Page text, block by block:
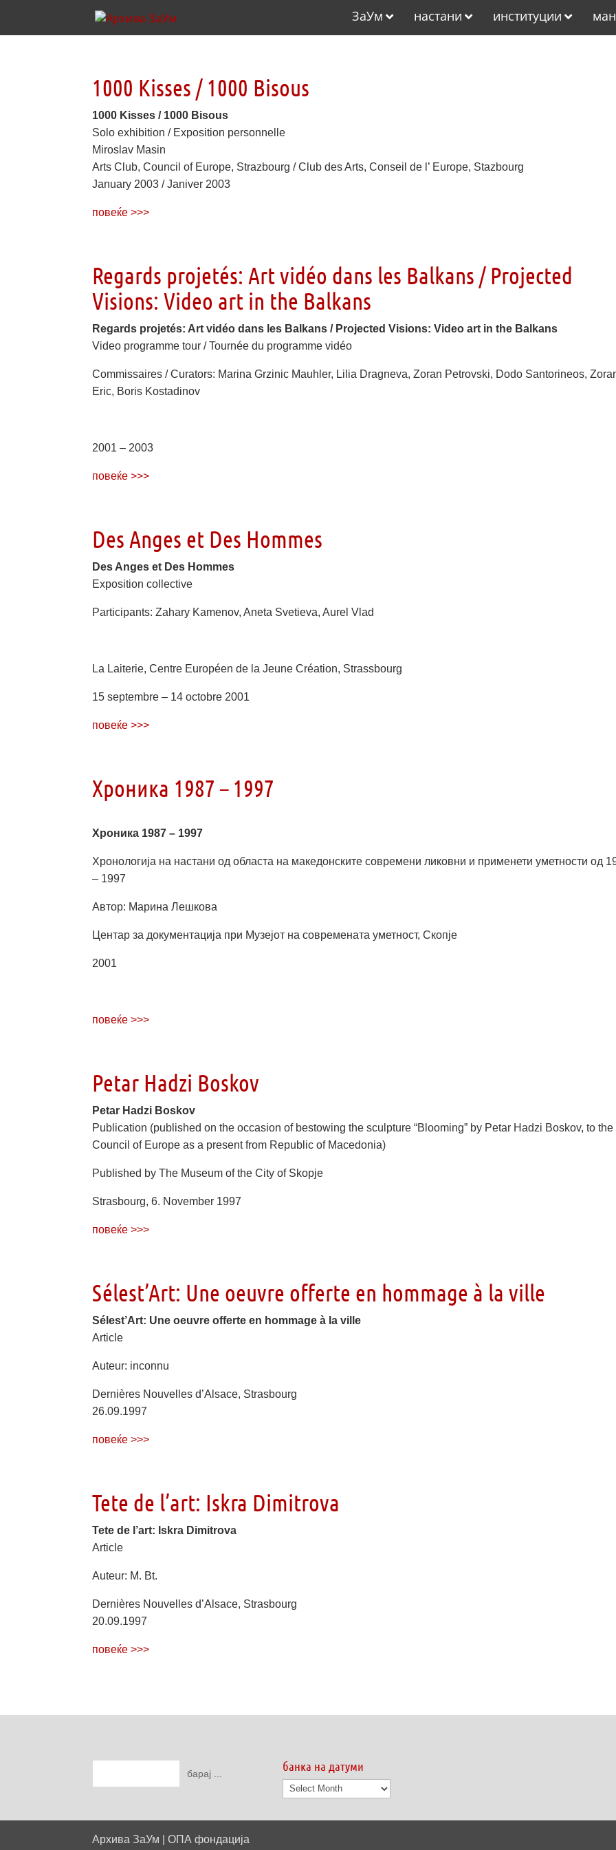
ЗаУм настани институции
1000 Kisses / 1000 Bisous
1000 Kisses / 1000 Bisous
Solo exhibition / Exposition personnelle
Miroslav Masin
Arts Club, Council of Europe, Strazbourg / Club des Arts, Conseil de l’ Europe, Stazbourg
January 2003 / Janiver 2003
повеќе >>>
Regards projetés: Art vidéo dans les Balkans / Projected
Visions: Video art in the Balkans
Regards projetés: Art vidéo dans les Balkans / Projected Visions: Video art in the Balkans
Video programme tour / Tournée du programme vidéo
Commissaires / Curators: Marina Grzinic Mauhler, Lilia Dragneva, Zoran Petrovski, Dodo Santorineos,
Eric, Boris Kostadinov
2001 – 2003
повеќе >>>
Des Anges et Des Hommes
Des Anges et Des Hommes
Еxposition collective
Participants: Zahary Kamenov, Aneta Svetieva, Aurel Vlad
La Laiterie, Centre Européen de la Jeune Création, Strassbourg
15 septembre – 14 octobre 2001
повеќе >>>
Хроника 1987 – 1997
Хроника 1987 – 1997
Хронологија на настани од областа на македонските современи ликовни и применети уметности од
– 1997
Автор: Марина Лешкова
Центар за документација при Музејот на современата уметност, Скопје
2001
повеќе >>>
Petar Hadzi Boskov
Petar Hadzi Boskov
Publication (published on the occasion of bestowing the sculpture “Blooming” by Petar Hadzi Boskov, to the
Council of Europe as a present from Republic of Macedonia)
Published by The Museum of the City of Skopje
Strasbourg, 6. November 1997
повеќе >>>
Sélest’Art: Une oeuvre offerte en hommage à la ville
Sélest’Art: Une oeuvre offerte en hommage à la ville
Article
Auteur: inconnu
Dernières Nouvelles d’Alsace, Strasbourg
26.09.1997
повеќе >>>
Tete de l’art: Iskra Dimitrova
Tete de l’art: Iskra Dimitrova
Article
Auteur: M. Bt.
Dernières Nouvelles d’Alsace, Strasbourg
20.09.1997
повеќе >>>
банка на датуми
банка
Архива ЗаУм | ОПА фондација